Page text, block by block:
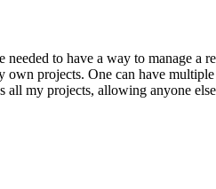
to have a way to manage a
projects. One can have
my projects, allowing anyone